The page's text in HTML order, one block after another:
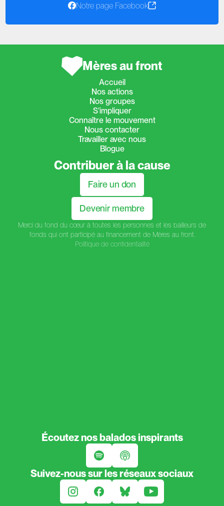
Notre page Facebook
Mères au front
Accueil
Nos actions
Nos groupes
S'impliquer
Connaître le mouvement
Nous contacter
Travailler avec nous
Blogue
Contribuer à la cause
Faire un don
Devenir membre
Merci du fond du cœur à toutes les personnes et les bailleurs de
fonds qui ont participé au financement de Mères au front.
Politique de confidentialité
Écoutez nos balados inspirants
Suivez-nous sur les réseaux sociaux